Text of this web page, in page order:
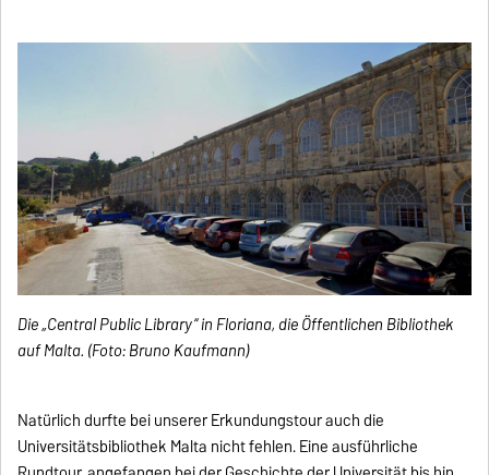
Die „Central Public Library“ in Floriana, die Öffentlichen Bibliothek
auf Malta. (Foto: Bruno Kaufmann)
Natürlich durfte bei unserer Erkundungstour auch die
Universitätsbibliothek Malta nicht fehlen. Eine ausführliche